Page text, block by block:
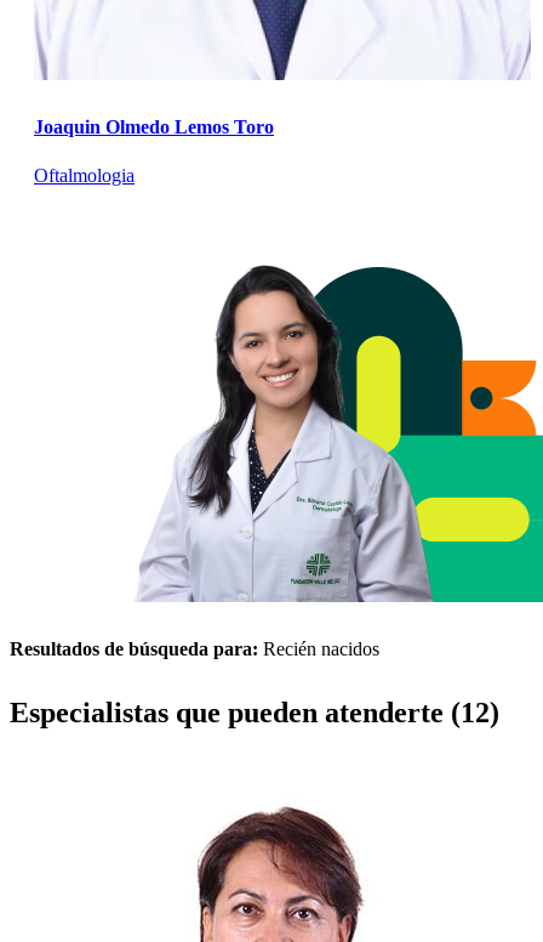
Joaquin Olmedo Lemos Toro
Oftalmologia
Resultados de búsqueda para: Recién nacidos
Especialistas que pueden atenderte (12)